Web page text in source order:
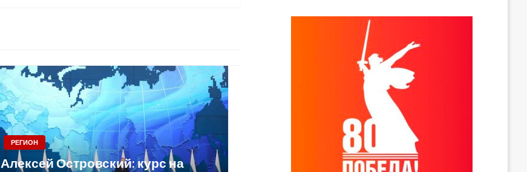
РЕГИОН
Алексей Островский: курс на